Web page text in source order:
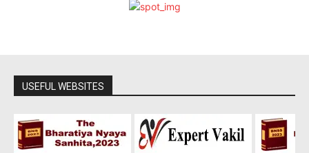
USEFUL WEBSITES